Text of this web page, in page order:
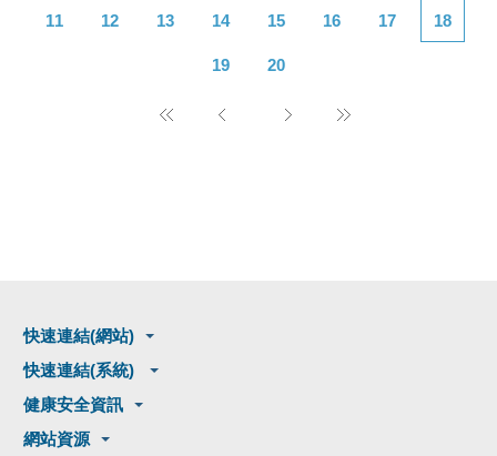
11 12 13 14 15 16 17 18
19 20
快速連結(網站)
快速連結(系統)
健康安全資訊
網站資源